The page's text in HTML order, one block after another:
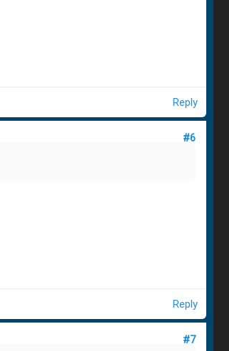
Reply
#6
Reply
#7